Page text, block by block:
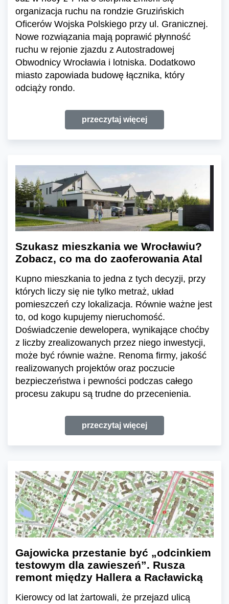
organizacja ruchu na rondzie Gruzińskich
Oficerów Wojska Polskiego przy ul. Granicznej.
Nowe rozwiązania mają poprawić płynność
ruchu w rejonie zjazdu z Autostradowej
Obwodnicy Wrocławia i lotniska. Dodatkowo
miasto zapowiada budowę łącznika, który
odciąży rondo.
przeczytaj więcej
Szukasz mieszkania we Wrocławiu?
Zobacz, co ma do zaoferowania Atal
Kupno mieszkania to jedna z tych decyzji, przy
których liczy się nie tylko metraż, układ
pomieszczeń czy lokalizacja. Równie ważne jest
to, od kogo kupujemy nieruchomość.
Doświadczenie dewelopera, wynikające choćby
z liczby zrealizowanych przez niego inwestycji,
może być równie ważne. Renoma firmy, jakość
realizowanych projektów oraz poczucie
bezpieczeństwa i pewności podczas całego
procesu zakupu są trudne do przecenienia.
przeczytaj więcej
Gajowicka przestanie być „odcinkiem
testowym dla zawieszeń”. Rusza
remont między Hallera a Racławicką
Kierowcy od lat żartowali, że przejazd ulicą